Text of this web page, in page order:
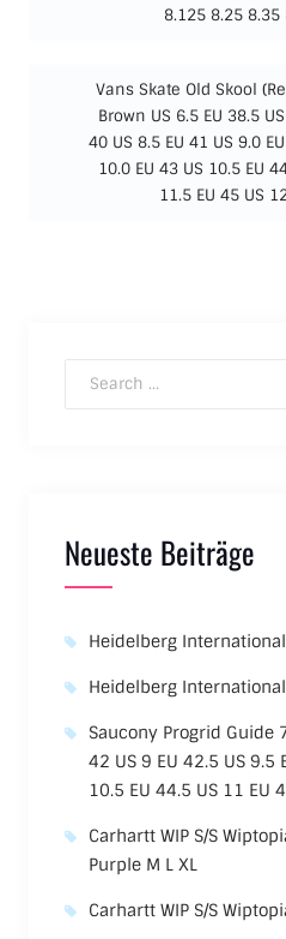
8.125 8.25 8.35
Vans Skate Old Skool
Brown US 6.5 EU 38.5
40 US 8.5 EU 41 US 9.0
10.0 EU 43 US 10.5 EU
11.5 EU 45 US
Neueste Beiträge
Heidelberg International
Heidelberg International
Saucony Progrid Guide
42 US 9 EU 42.5 US 9.5
10.5 EU 44.5 US 11 EU
Carhartt WIP S/S
Purple M L XL
Carhartt WIP S/S